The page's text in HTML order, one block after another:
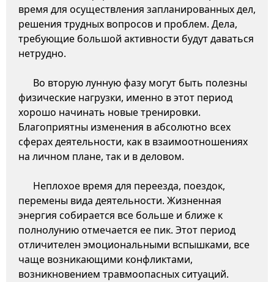
время для осуществления запланированных дел,
решения трудных вопросов и проблем. Дела,
требующие большой активности будут даваться
нетрудно.
Во вторую лунную фазу могут быть полезны
физические нагрузки, именно в этот период
хорошо начинать новые тренировки.
Благоприятны изменения в абсолютно всех
сферах деятельности, как в взаимоотношениях
на личном плане, так и в деловом.
Неплохое время для переезда, поездок,
перемены вида деятельности. Жизненная
энергия собирается все больше и ближе к
полнолунию отмечается ее пик. Этот период
отличителен эмоциональными вспышками, все
чаще возникающими конфликтами,
возникновением травмоопасных ситуаций.